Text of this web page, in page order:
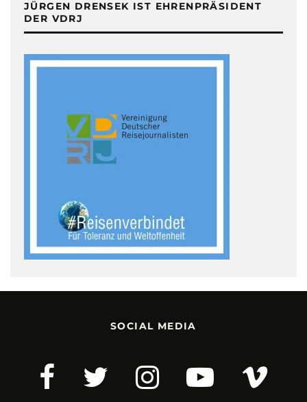
JÜRGEN DRENSEK IST EHRENPRÄSIDENT
DER VDRJ
SOCIAL MEDIA